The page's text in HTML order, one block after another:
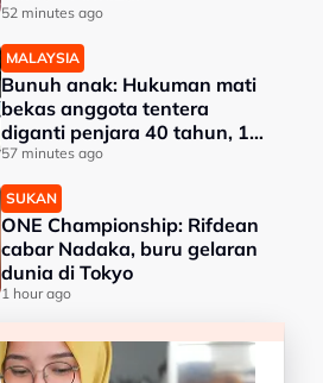
52 minutes ago
MALAYSIA
Bunuh anak: Hukuman mati
bekas anggota tentera
diganti penjara 40 tahun, 12
sebatan
57 minutes ago
SUKAN
ONE Championship: Rifdean
cabar Nadaka, buru gelaran
dunia di Tokyo
1 hour ago